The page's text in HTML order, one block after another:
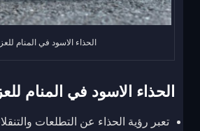
الحذاء الاسود في المنام
الحذاء الاسود في المنام
تعبر رؤية الحذاء عن التطلعات